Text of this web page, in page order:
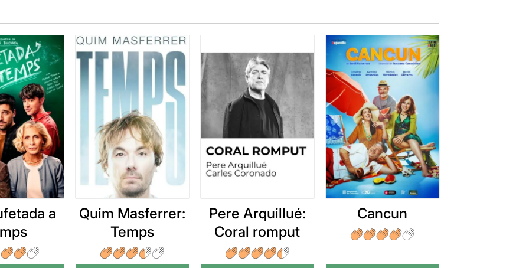
a
Quim Masferrer:
Temps
Pere Arquillué:
Coral romput
Cancun